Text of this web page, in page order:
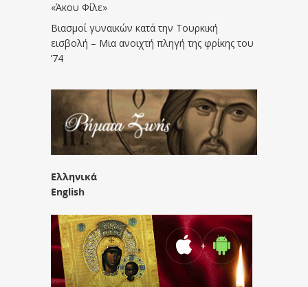
«Άκου Φίλε»
Βιασμοί γυναικών κατά την Τουρκική
εισβολή – Μια ανοιχτή πληγή της φρίκης του
’74
Ελληνικά
English